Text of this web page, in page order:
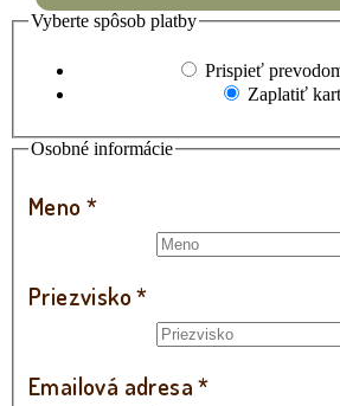
Vyberte spôsob platby
Prispieť
Zaplatiť
Osobné informácie
Meno *
Priezvisko*
Emailová adresa*